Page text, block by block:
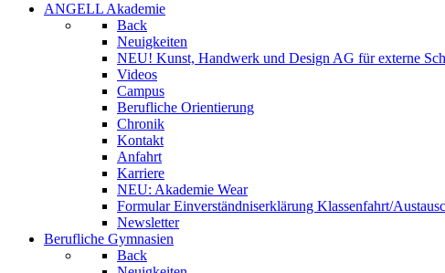
ANGELL Akademie
Back
Neuigkeiten
NEU! Kunst, Handwerk und Design AG für externe
Videos
Campus
Berufliche Orientierung
Chronik
Kontakt
Anfahrt
Karriere
NEU: Akademie Wear
Formular Einverständniserklärung Klassenfahrt/
Newsletter
Berufliche Gymnasien
Back